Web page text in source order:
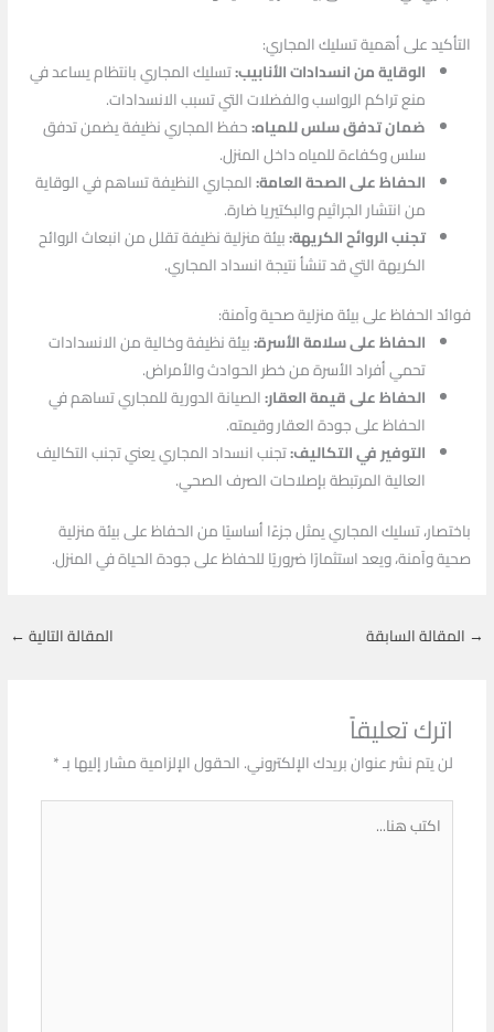
التأكيد على أهمية تسليك المجاري:
الوقاية من انسدادات الأنابيب:تسليك المجاري بانتظام يساعد في
منع تراكم الرواسب والفضلات التي تسبب الانسدادات.
ضمان تدفق سلس للمياه:حفظ المجاري نظيفة يضمن تدفق
سلس وكفاءة للمياه داخل المنزل.
الحفاظ على الصحة العامة:المجاري النظيفة تساهم في الوقاية
من انتشار الجراثيم والبكتيريا ضارة.
تجنب الروائح الكريهة:بيئة منزلية نظيفة تقلل من انبعاث الروائح
الكريهة التي قد تنشأ نتيجة انسداد المجاري.
فوائد الحفاظ على بيئة منزلية صحية وآمنة:
الحفاظ على سلامة الأسرة:بيئة نظيفة وخالية من الانسدادات
تحمي أفراد الأسرة من خطر الحوادث والأمراض.
الحفاظ على قيمة العقار:الصيانة الدورية للمجاري تساهم في
الحفاظ على جودة العقار وقيمته.
التوفير في التكاليف:تجنب انسداد المجاري يعني تجنب التكاليف
العالية المرتبطة بإصلاحات الصرف الصحي.
باختصار، تسليك المجاري يمثل جزءًا أساسيًا من الحفاظ على بيئة منزلية
صحية وآمنة، ويعد استثمارًا ضروريًا للحفاظ على جودة الحياة في المنزل.
→ المقالة السابقة المقالة التالية←
اترك تعليقاً
لن يتم نشر عنوان بريدك الإلكتروني.الحقول الإلزامية مشار إليها بـ*
هنا...